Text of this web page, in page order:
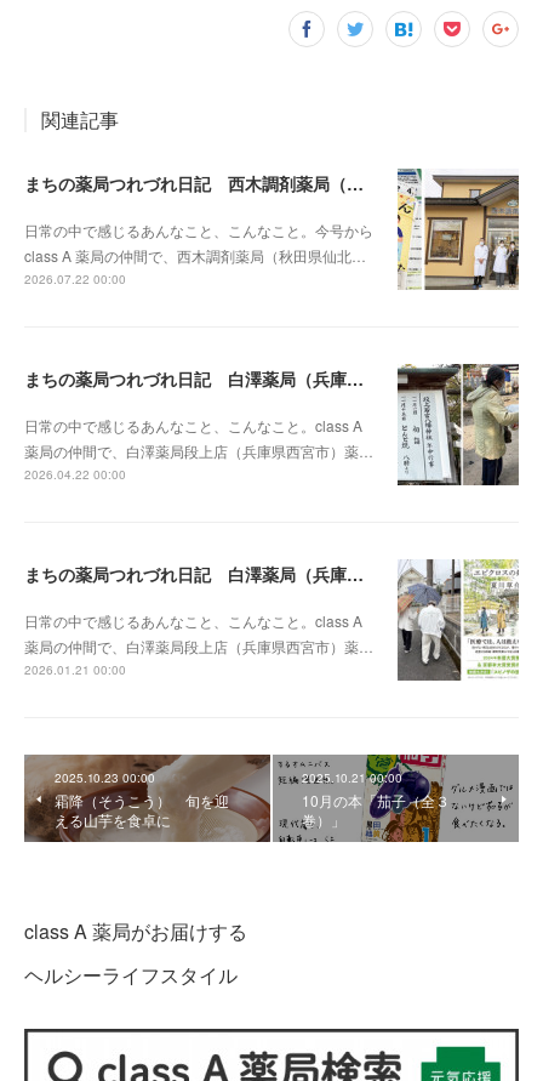
関連記事
まちの薬局つれづれ日記 西木調剤薬局（秋田県）vol.1
日常の中で感じるあんなこと、こんなこと。今号から
class A 薬局の仲間で、西木調剤薬局（秋田県仙北…
2026.07.22 00:00
まちの薬局つれづれ日記 白澤薬局（兵庫県）vol.12
日常の中で感じるあんなこと、こんなこと。class A
薬局の仲間で、白澤薬局段上店（兵庫県西宮市）薬…
2026.04.22 00:00
まちの薬局つれづれ日記 白澤薬局（兵庫県）vol.11
日常の中で感じるあんなこと、こんなこと。class A
薬局の仲間で、白澤薬局段上店（兵庫県西宮市）薬…
2026.01.21 00:00
2025.10.23 00:00
霜降（そうこう） 旬を迎
える山芋を食卓に
2025.10.21 00:00
10月の本「茄子（全３
巻）」
class A 薬局がお届けする
ヘルシーライフスタイル